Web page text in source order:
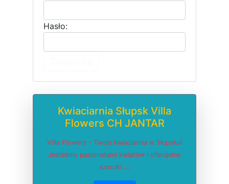
Hasło:
Kwiaciarnia Słupsk Villa
Flowers CH JANTAR
Villa Flowers - Twoja kwiaciarnia w Słupsku!
Jesteśmy pasjonatami kwiatów i oferujemy
szeroki ...